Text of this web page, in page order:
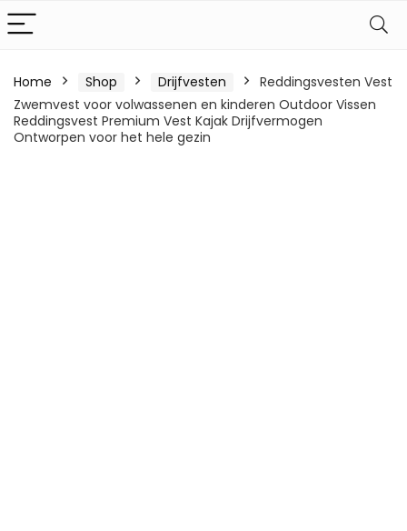
Home Shop Drijfvesten
Reddingsvesten Vest
Zwemvest voor volwassenen en kinderen Outdoor Vissen
Reddingsvest Premium Vest Kajak Drijfvermogen
Ontworpen voor het hele gezin